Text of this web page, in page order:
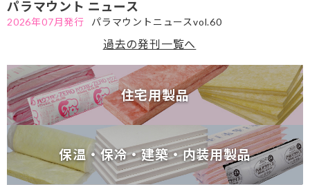
パラマウント ニュース
2026年07月発行 パラマウントニュースvol.60
過去の発刊一覧へ
住宅用製品
住宅用製品
保温・保冷・建築・内装用製品
保温・保冷・建築・内装用製品